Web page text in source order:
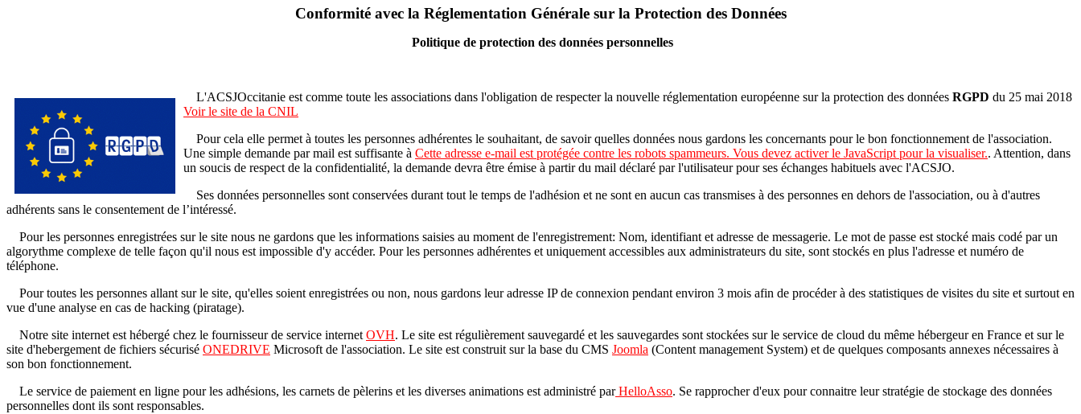
Conformité avec la Réglementation Générale sur la Protection des Données
Politique de protection des données personnelles
L'ACSJOccitanie est comme toute les associations dans l'obligation de respecter la nouvelle réglementation européenne sur la protection des données RGPD du 25 mai 2018
Voir le site de la CNIL
Pour cela elle permet à toutes les personnes adhérentes le souhaitant, de savoir quelles données nous gardons les concernants pour le bon fonctionnement de l'association.
Une simple demande par mail est suffisante à Cette adresse e-mail est protégée contre les robots spammeurs. Vous devez activer le JavaScript pour la visualiser.. Attention, dans
un soucis de respect de la confidentialité, la demande devra être émise à partir du mail déclaré par l'utilisateur pour ses échanges habituels avec l'ACSJO.
Ses données personnelles sont conservées durant tout le temps de l'adhésion et ne sont en aucun cas transmises à des personnes en dehors de l'association, ou à d'autres
adhérents sans le consentement de l’intéressé.
Pour les personnes enregistrées sur le site nous ne gardons que les informations saisies au moment de l'enregistrement: Nom, identifiant et adresse de messagerie. Le mot de passe est stocké mais codé par un
algorythme complexe de telle façon qu'il nous est impossible d'y accéder. Pour les personnes adhérentes et uniquement accessibles aux administrateurs du site, sont stockés en plus l'adresse et numéro de
téléphone.
Pour toutes les personnes allant sur le site, qu'elles soient enregistrées ou non, nous gardons leur adresse IP de connexion pendant environ 3 mois afin de procéder à des statistiques de visites du site et surtout en
vue d'une analyse en cas de hacking (piratage).
Notre site internet est hébergé chez le fournisseur de service internet OVH. Le site est régulièrement sauvegardé et les sauvegardes sont stockées sur le service de cloud du même hébergeur en France et sur le
site d'hebergement de fichiers sécurisé ONEDRIVE Microsoft de l'association. Le site est construit sur la base du CMS Joomla (Content management System) et de quelques composants annexes nécessaires à
son bon fonctionnement.
Le service de paiement en ligne pour les adhésions, les carnets de pèlerins et les diverses animations est administré parHelloAsso. Se rapprocher d'eux pour connaitre leur stratégie de stockage des données
personnelles dont ils sont responsables.